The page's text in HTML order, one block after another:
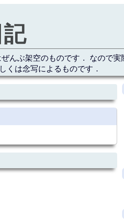
記
んぶ架空のものです． なので実
くは念写によるものです．